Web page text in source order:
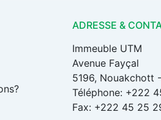
ADRESSE &
Immeuble UTM
Avenue Fayçal
5196, Nouakchott
Téléphone: +222
Fax: +222 45 25